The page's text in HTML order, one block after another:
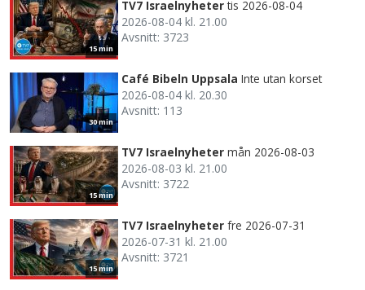
15 min
TV7 Israelnyheter tis 2026-08-04
2026-08-04 kl. 21.00
Avsnitt: 3723
30 min
Café Bibeln Uppsala Inte utan korset
2026-08-04 kl. 20.30
Avsnitt: 113
15 min
TV7 Israelnyheter mån 2026-08-03
2026-08-03 kl. 21.00
Avsnitt: 3722
15 min
TV7 Israelnyheter fre 2026-07-31
2026-07-31 kl. 21.00
Avsnitt: 3721